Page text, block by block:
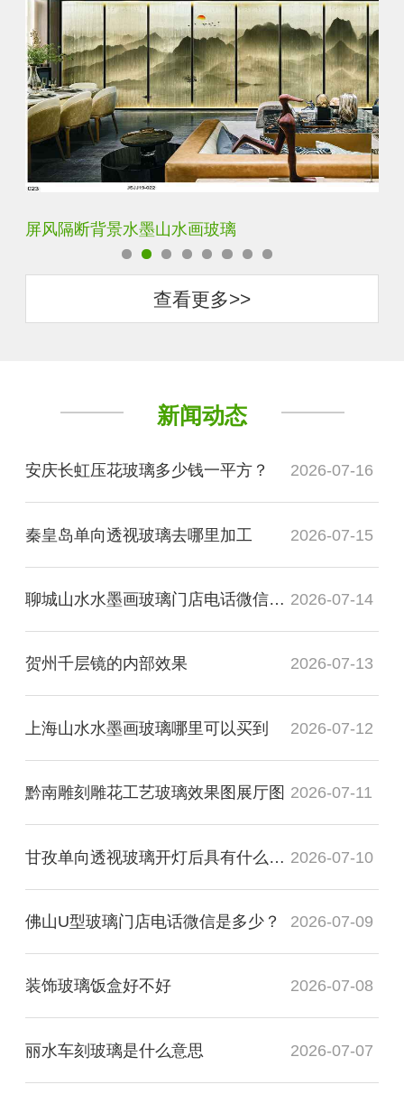
屏风隔断背景水墨山水画玻璃
查看更多>>
新闻动态
安庆长虹压花玻璃多少钱一平方？ 2026-07-16
秦皇岛单向透视玻璃去哪里加工 2026-07-15
聊城山水水墨画玻璃门店电话微信是多少？ 2026-07-14
贺州千层镜的内部效果 2026-07-13
上海山水水墨画玻璃哪里可以买到 2026-07-12
黔南雕刻雕花工艺玻璃效果图展厅图 2026-07-11
甘孜单向透视玻璃开灯后具有什么透视性 2026-07-10
佛山U型玻璃门店电话微信是多少？ 2026-07-09
装饰玻璃饭盒好不好 2026-07-08
丽水车刻玻璃是什么意思 2026-07-07